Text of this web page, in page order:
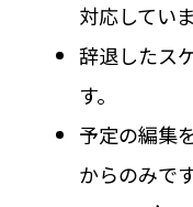
対応してい
辞退したス
す。
予定の編集
からのみです